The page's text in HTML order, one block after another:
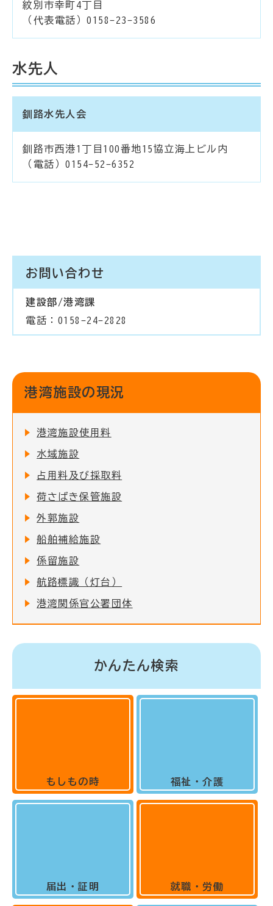
紋別市幸町4丁目
（代表電話）0158-23-3586
水先人
釧路水先人会
釧路市西港1丁目100番地15協立海上ビル内
（電話）0154-52-6352
お問い合わせ
建設部/港湾課
電話：0158-24-2828
港湾施設の現況
港湾施設使用料
水域施設
占用料及び採取料
荷さばき保管施設
外郭施設
船舶補給施設
係留施設
航路標識（灯台）
港湾関係官公署団体
かんたん検索
もしもの時
届出・証明
福祉・介護
就職・労働